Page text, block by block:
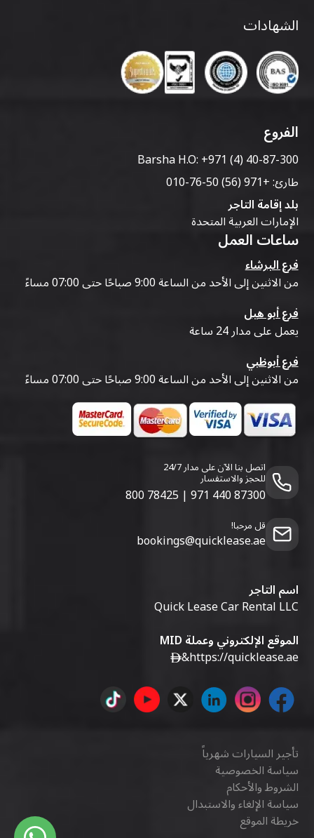
الشهادات
الفروع
Barsha H.O:+971 (4) 40-87-300
طارئ:+971 (56) 50-76-010
بلد إقامة التاجر
الإمارات العربية المتحدة
ساعات العمل
فرع البرشاء
من الاثنين إلى الأحد من الساعة 9:00 صباحًا حتى 07:00 مساءً
فرع أبو هيل
يعمل على مدار 24 ساعة
فرع أبوظبي
من الاثنين إلى الأحد من الساعة 9:00 صباحًا حتى 07:00 مساءً
اتصل بنا الآن على مدار 24/7
للحجز والاستفسار
800 78425 | 971 440 87300
قل مرحبا!
bookings@quicklease.ae
اسم التاجر
Quick Lease Car Rental LLC
الموقع الإلكتروني وعملة MID
https://quicklease.ae
&
تأجير السيارات شهرياً
سياسة الخصوصية
الشروط والأحكام
سياسة الإلغاء والاستبدال
خريطة الموقع